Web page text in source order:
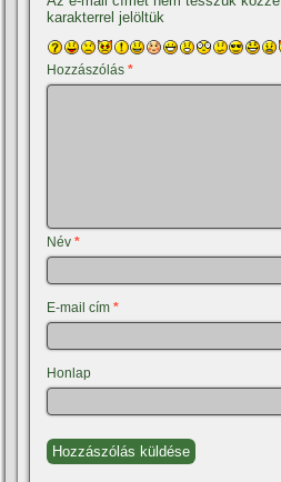
karakterrel jelöltük
Hozzászólás*
Név*
E-mail cím*
Honlap